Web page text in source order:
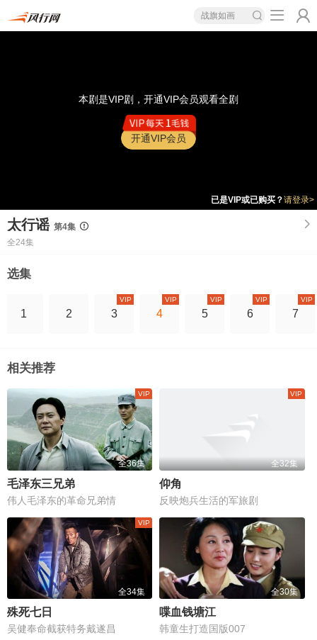
战旗如画
本剧是VIP剧，开通VIP会员观看全剧
开通VIP会员
已是VIP或已购买？请登录>
太行谣 第4集
全24集
选集
1 2 3
VIP
4
VIP
5
VIP
6
VIP
7
VIP
相关推荐
全36集
毛泽东三兄弟
伟人毛泽东的革命兄弟情
全32集
仰角
反映炮兵生活的军旅剧
全34集
殊死七日
吴健奉命截获特务戴遂昌
全30集
喋血钱塘江
韩童生打造国版007